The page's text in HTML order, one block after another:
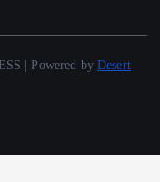
| Powered byDesert